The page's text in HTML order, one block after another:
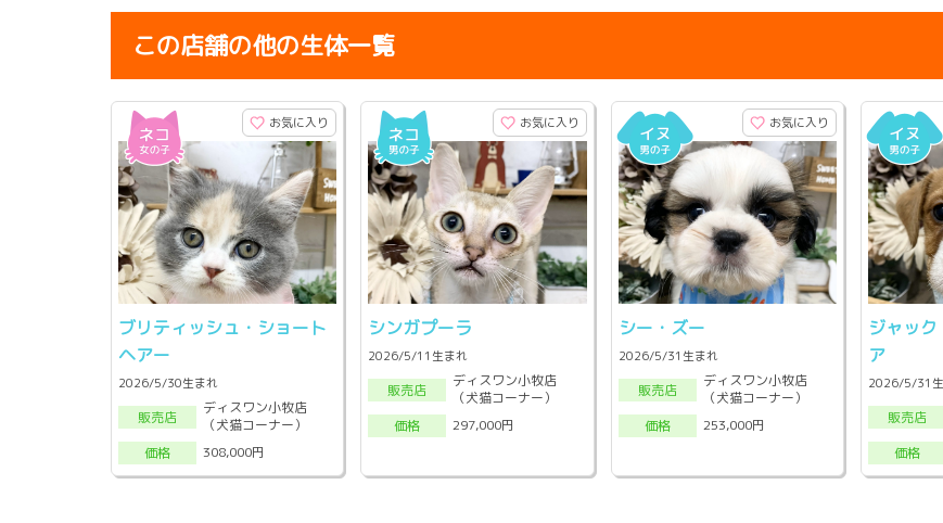
この店舗の他の生体一覧
お気に入り
ブリティッシュ・ショート
ヘアー
2026/5/30生まれ
販売店
ディスワン小牧店
（犬猫コーナー）
価格
308,000円
お気に入り
シンガプーラ
2026/5/11生まれ
販売店
ディスワン小牧店
（犬猫コーナー）
価格
297,000円
お気に入り
シー・ズー
2026/5/31生まれ
販売店
ディスワン小牧店
（犬猫コーナー）
価格
253,000円
ジャッ
ア
2026/5/31
販売店
価格